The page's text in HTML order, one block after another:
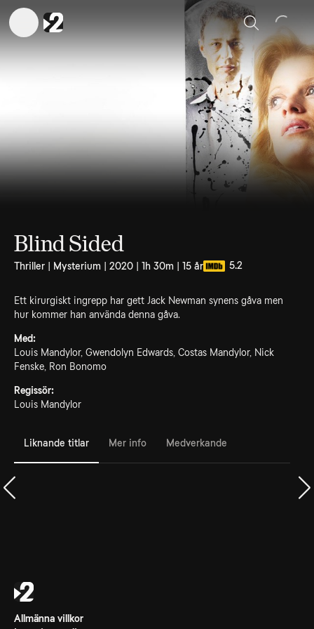
Sök
Blind Sided
Thriller | Mysterium | 2020 | 1h 30m | 15 år 5.2
Ett kirurgiskt ingrepp har gett Jack Newman synens gåva men
hur kommer han använda denna gåva.
Med:
Louis Mandylor, Gwendolyn Edwards, Costas Mandylor, Nick
Fenske, Ron Bonomo
Regissör:
Louis Mandylor
Liknande titlar Mer info Medverkande
Allmänna villkor